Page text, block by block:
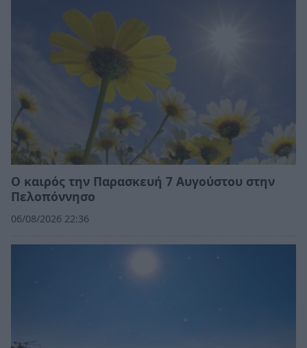
Ο καιρός την Παρασκευή 7 Αυγούστου στην
Πελοπόννησο
06/08/2026 22:36